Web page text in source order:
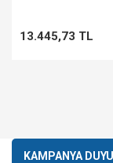
13.445,73 TL
KAMPANYA